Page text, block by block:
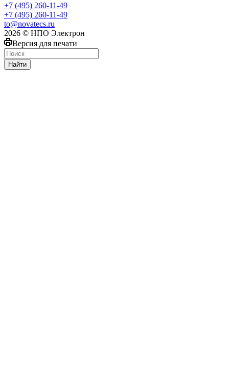
+7 (495) 260-11-49
+7 (495) 260-11-49
to@novatecs.ru
2026 © НПО Электрон
Версия для печати
Найти